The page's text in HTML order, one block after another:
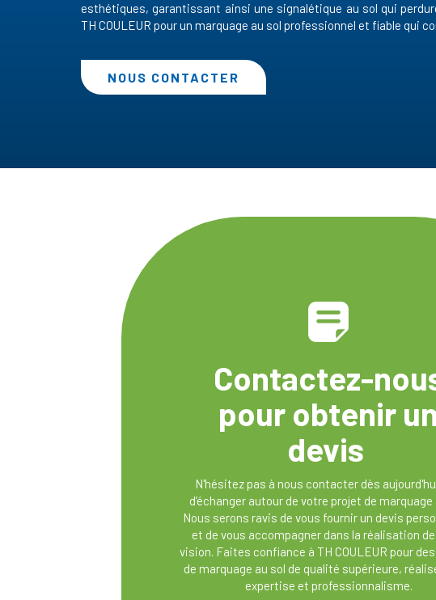
esthétiques, garantissant ainsi une signalétique au sol qui
TH COULEUR pour un marquage au sol professionnel et fiable qui
NOUS CONTACTER
Contactez-
pour obtenir un
devis
N'hésitez pas à nous contacter dès
d’échanger autour de votre projet de marquage
Nous serons ravis de vous fournir un devis
et de vous accompagner dans la réalisation
vision. Faites confiance à TH COULEUR pour
de marquage au sol de qualité supérieure,
expertise et professionnalisme.